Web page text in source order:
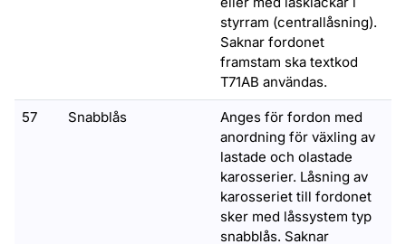
styrram (centrallåsning).
Saknar fordonet
framstam ska textkod
T71AB användas.
57 Snabblås
Anges för fordon med
anordning för växling av
lastade och olastade
karosserier. Låsning av
karosseriet till fordonet
sker med låssystem typ
snabblås. Saknar